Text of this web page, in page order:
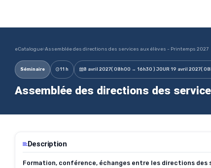
eCatalogue›Assemblée des directions des services aux élèves - Printemps 2027
Séminaire 11 h 8 avril 2027( 08h00 → 16h30 ) JOUR 19 avril 2027(
Assemblée des directions des
Description
Formation, conférence, échanges entre les directions des